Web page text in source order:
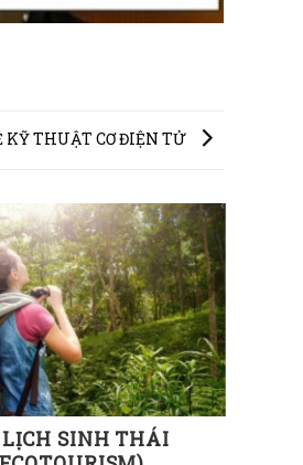
KỸ THUẬT CƠ ĐIỆN TỬ
SINH THÁI